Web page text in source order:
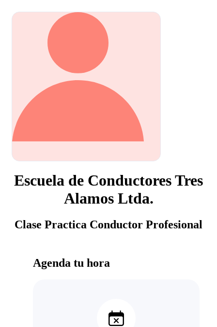
Escuela de Conductores Tres
Alamos Ltda.
Clase Practica Conductor Profesional
Agenda tu hora